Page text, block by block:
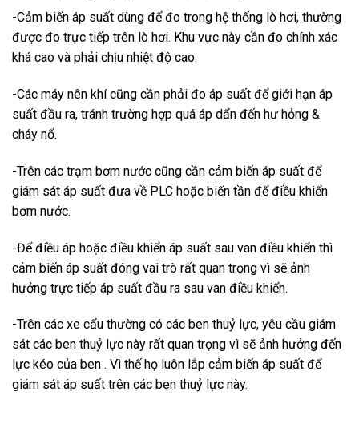
-Cảm biến áp suất dùng để đo trong hệ thống lò hơi, thường
được đo trực tiếp trên lò hơi. Khu vực này cần đo chính xác
khá cao và phải chịu nhiệt độ cao.
-Các máy nên khí cũng cần phải đo áp suất để giới hạn áp
suất đầu ra, tránh trường hợp quá áp dẩn đến hư hỏng &
cháy nổ.
-Trên các trạm bơm nước cũng cần cảm biến áp suất để
giám sát áp suất đưa về PLC hoặc biến tần để điều khiển
bơm nước.
-Để điều áp hoặc điều khiển áp suất sau van điều khiển thì
cảm biến áp suất đóng vai trò rất quan trọng vì sẽ ảnh
hưởng trực tiếp áp suất đầu ra sau van điều khiển.
-Trên các xe cẩu thường có các ben thuỷ lực, yêu cầu giám
sát các ben thuỷ lực này rất quan trọng vì sẽ ảnh hưởng đến
lực kéo của ben . Vì thế họ luôn lắp cảm biến áp suất để
giám sát áp suất trên các ben thuỷ lực này.